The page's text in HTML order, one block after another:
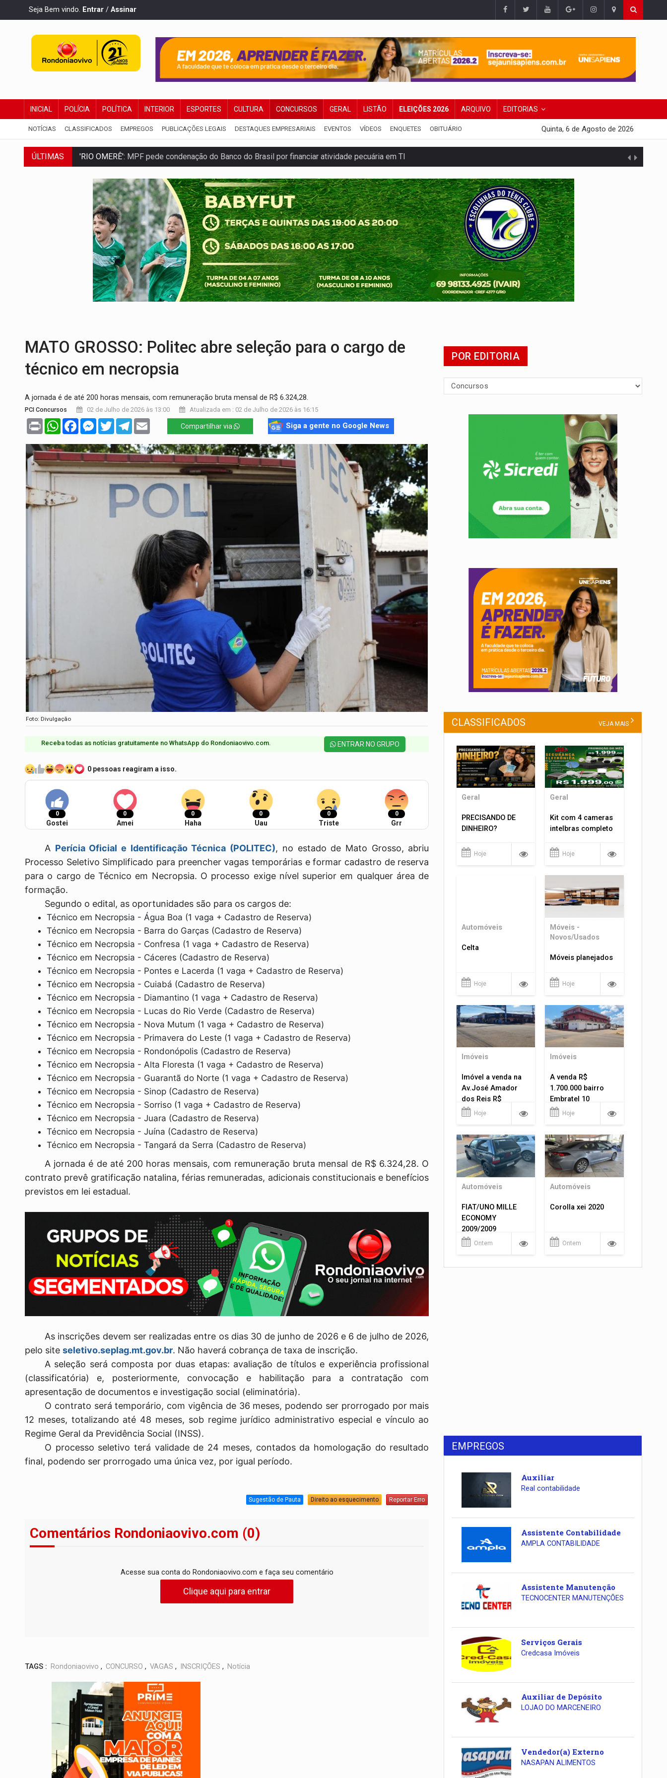
Seja Bem vindo. Entrar / Assinar
INICIAL POLÍCIA POLÍTICA INTERIOR ESPORTES CULTURA CONCURSOS GERAL LISTÃO ELEIÇÕES 2026 ARQUIVO EDITORIAS
NOTÍCIAS CLASSIFICADOS EMPREGOS PUBLICAÇÕES LEGAIS DESTAQUES EMPRESARIAIS EVENTOS VÍDEOS ENQUETES OBITUÁRIO Quinta, 6 de Agosto de 2026
ÚLTIMAS 'RIO OMERÊ': MPF pede condenação do Banco do Brasil por financiar atividade pecuária em TI
INFRAESTRUTURA:Vilhena realiza audiência pública sobre modernização da BR-364
SEM SISTEMA:Falha afeta atendimentos na Policlínica Oswaldo Cruz
VÍDEO:Colisão entre motos deixa dois feridos próximo ao Skate Parque
SOLIDARIEDADE:Cadelinha com câncer precisa de ajuda em PVH
DESAPARECIDO:Família procura por cachorrinho desaparecido em PVH
CASO MATHEUS:DHPP se mobiliza para tentar localizar corpo de rapaz desaparecido
DÉFICIT DE MANDATO:Contas do governo de Rondônia expõem meta negativa e passivos ocultos
MATO GROSSO: Politec abre seleção para o cargo de
técnico em necropsia
A jornada é de até 200 horas mensais, com remuneração bruta mensal de R$ 6.324,28.
PCI Concursos 02 de Julho de 2026 às 13:00 Atualizada em : 02 de Julho de 2026 às 16:15
Print WhatsAppFacebookMessenger
TwitterTelegram Compartilhar via Siga a gente no Google News
Foto: Divulgação
Receba todas as notícias gratuitamente no WhatsApp do Rondoniaovivo.com.​ ENTRAR NO GRUPO
0 pessoas reagiram a isso.
0
Gostei
0
Amei
0
Haha
0
Uau
0
Triste
0
Grr
A Perícia Oficial e Identificação Técnica (POLITEC), no estado de Mato Grosso, abriu
Processo Seletivo Simplificado para preencher vagas temporárias e formar cadastro de reserva
para o cargo de Técnico em Necropsia. O processo exige nível superior em qualquer área de
formação.
Segundo o edital, as oportunidades são para os cargos de:
Técnico em Necropsia - Água Boa (1 vaga + Cadastro de Reserva)
Técnico em Necropsia - Barra do Garças (Cadastro de Reserva)
Técnico em Necropsia - Confresa (1 vaga + Cadastro de Reserva)
Técnico em Necropsia - Cáceres (Cadastro de Reserva)
Técnico em Necropsia - Pontes e Lacerda (1 vaga + Cadastro de Reserva)
Técnico em Necropsia - Cuiabá (Cadastro de Reserva)
Técnico em Necropsia - Diamantino (1 vaga + Cadastro de Reserva)
Técnico em Necropsia - Lucas do Rio Verde (Cadastro de Reserva)
Técnico em Necropsia - Nova Mutum (1 vaga + Cadastro de Reserva)
Técnico em Necropsia - Primavera do Leste (1 vaga + Cadastro de Reserva)
Técnico em Necropsia - Rondonópolis (Cadastro de Reserva)
Técnico em Necropsia - Alta Floresta (1 vaga + Cadastro de Reserva)
Técnico em Necropsia - Guarantã do Norte (1 vaga + Cadastro de Reserva)
Técnico em Necropsia - Sinop (Cadastro de Reserva)
Técnico em Necropsia - Sorriso (1 vaga + Cadastro de Reserva)
Técnico em Necropsia - Juara (Cadastro de Reserva)
Técnico em Necropsia - Juína (Cadastro de Reserva)
Técnico em Necropsia - Tangará da Serra (Cadastro de Reserva)
A jornada é de até 200 horas mensais, com remuneração bruta mensal de R$ 6.324,28. O
contrato prevê gratificação natalina, férias remuneradas, adicionais constitucionais e benefícios
previstos em lei estadual.
As inscrições devem ser realizadas entre os dias 30 de junho de 2026 e 6 de julho de 2026,
pelo site seletivo.seplag.mt.gov.br. Não haverá cobrança de taxa de inscrição.
A seleção será composta por duas etapas: avaliação de títulos e experiência profissional
(classificatória) e, posteriormente, convocação e habilitação para a contratação com
apresentação de documentos e investigação social (eliminatória).
O contrato será temporário, com vigência de 36 meses, podendo ser prorrogado por mais
12 meses, totalizando até 48 meses, sob regime jurídico administrativo especial e vínculo ao
Regime Geral da Previdência Social (INSS).
O processo seletivo terá validade de 24 meses, contados da homologação do resultado
final, podendo ser prorrogado uma única vez, por igual período.
Sugestão de Pauta Direito ao esquecimento Reportar Erro
Comentários Rondoniaovivo.com (0)
Acesse sua conta do Rondoniaovivo.com e faça seu comentário
Clique aqui para entrar
TAGS : Rondoniaovivo , CONCURSO , VAGAS , INSCRIÇÕES , Notícia
POR EDITORIA
CLASSIFICADOS VEJA MAIS
Geral
PRECISANDO DE
DINHEIRO?
Hoje
Geral
Kit com 4 cameras
intelbras completo
Hoje
Automóveis
Celta
Hoje
Móveis -
Novos/Usados
Móveis planejados
Hoje
Imóveis
Imóvel a venda na
Av.José Amador
dos Reis R$
1.400.000
Hoje
Imóveis
A venda R$
1.700.000 bairro
Embratel 10
apartamentos!
Hoje
Automóveis
FIAT/UNO MILLE
ECONOMY
2009/2009
Ontem
Automóveis
Corolla xei 2020
Ontem
EMPREGOS
Auxiliar
Real contabilidade
Assistente Contabilidade
AMPLA CONTABILIDADE
Assistente Manutenção
TECNOCENTER MANUTENÇÕES
Serviços Gerais
Credcasa Imóveis
Auxiliar de Depósito
LOJAO DO MARCENEIRO
Vendedor(a) Externo
NASAPAN ALIMENTOS